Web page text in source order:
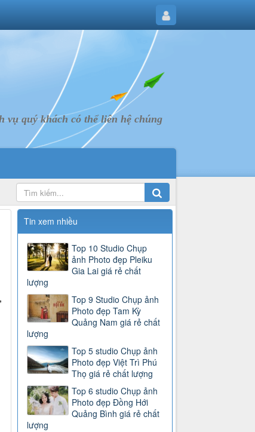
vụ quý khách có thể liên hệ chúng
Tin xem nhiều
Top 10 Studio Chụp
ảnh Photo đẹp Pleiku
Gia Lai giá rẻ chất
lượng
Top 9 Studio Chụp ảnh
Photo đẹp Tam Kỳ
Quảng Nam giá rẻ chất
lượng
Top 5 studio Chụp ảnh
Photo đẹp Việt Trì Phú
Thọ giá rẻ chất lượng
Top 6 studio Chụp ảnh
Photo đẹp Đồng Hới
Quảng Bình giá rẻ chất
lượng